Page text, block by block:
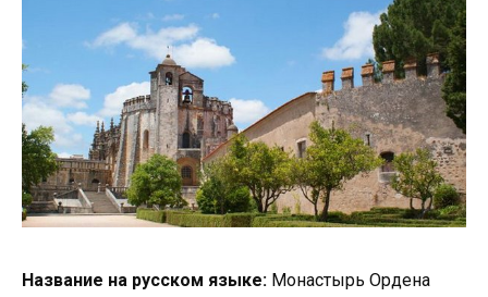
Название на русском языке: Монастырь Ордена